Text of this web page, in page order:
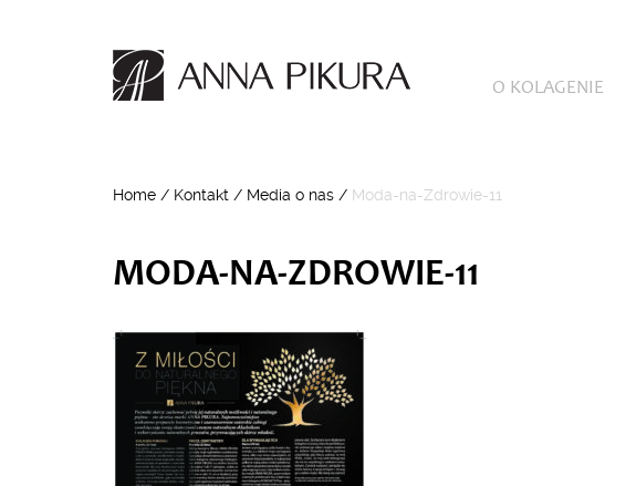
O KOLAGENIE
Home / Kontakt / Media o nas / Moda-na-Zdrowie-11
MODA-NA-ZDROWIE-11